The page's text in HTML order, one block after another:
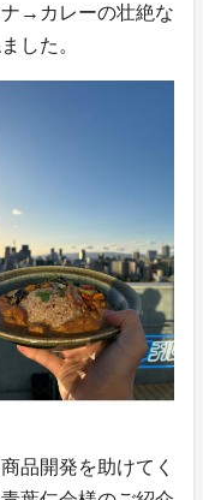
→カレーの壮絶な
した。
品開発を助けてく